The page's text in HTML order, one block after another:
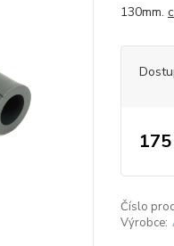
130mm.
Číslo
Výrobce: